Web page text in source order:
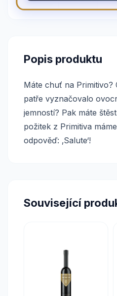
Popis produktu
Máte chuť na Primitivo?
patře vyznačovalo
jemností? Pak máte
požitek z Primitiva
odpověď: ‚Salute‘!
Související